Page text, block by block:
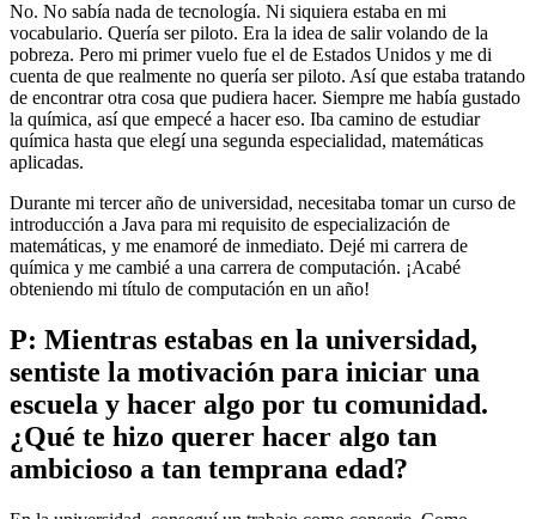
No. No sabía nada de tecnología. Ni siquiera estaba en mi
vocabulario. Quería ser piloto. Era la idea de salir volando de la
pobreza. Pero mi primer vuelo fue el de Estados Unidos y me di
cuenta de que realmente no quería ser piloto. Así que estaba tratando
de encontrar otra cosa que pudiera hacer. Siempre me había gustado
la química, así que empecé a hacer eso. Iba camino de estudiar
química hasta que elegí una segunda especialidad, matemáticas
aplicadas.
Durante mi tercer año de universidad, necesitaba tomar un curso de
introducción a Java para mi requisito de especialización de
matemáticas, y me enamoré de inmediato. Dejé mi carrera de
química y me cambié a una carrera de computación. ¡Acabé
obteniendo mi título de computación en un año!
P: Mientras estabas en la universidad,
sentiste la motivación para iniciar una
escuela y hacer algo por tu comunidad.
¿Qué te hizo querer hacer algo tan
ambicioso a tan temprana edad?